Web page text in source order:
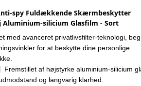
spy Fuldækkende Skærmbeskytter
silicium Glasfilm - Sort
med avanceret privatlivsfilter-teknologi,
for at beskytte dine personlige
Fremstillet af højstyrke aluminium-silicium
og langvarig klarhed.